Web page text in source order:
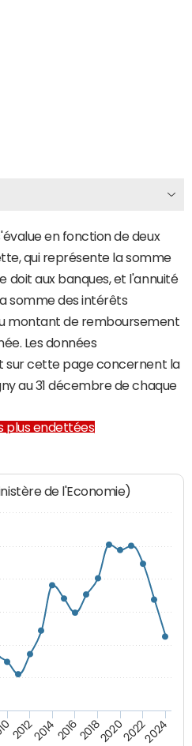
en fonction de deux
qui représente la somme
doit aux banques, et l'annuité
somme des intérêts
montant de remboursement
Les données
sur cette page concernent la
au 31 décembre de chaque
plus endettées
de l'Economie)
2012201420162018202020222024